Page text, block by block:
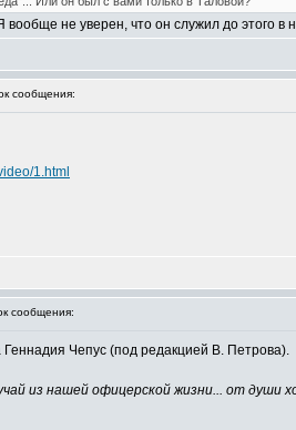
не уверен, что он служил до этого в
сообщения:
1.html
сообщения:
Геннадия Чепус (под редакцией В. Петрова).
из нашей офицерской жизни... от